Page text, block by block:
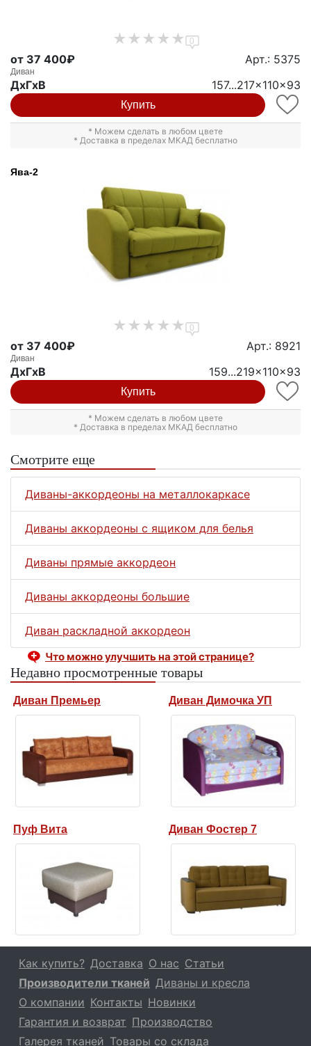
0
от 37 400₽ Арт.: 5375
Диван
ДxГxВ 157...217x110x93
Купить
* Можем сделать в любом цвете
* Доставка в пределах МКАД бесплатно
Ява-2
0
от 37 400₽ Арт.: 8921
Диван
ДxГxВ 159...219x110x93
Купить
* Можем сделать в любом цвете
* Доставка в пределах МКАД бесплатно
Смотрите еще
Диваны-аккордеоны на металлокаркасе
Диваны аккордеоны с ящиком для белья
Диваны прямые аккордеон
Диваны аккордеоны большие
Диван раскладной аккордеон
Что можно улучшить на этой странице?
Недавно просмотренные товары
Диван Премьер Диван Димочка УП
Пуф Вита Диван Фостер 7
Как купить? Доставка О нас Статьи
Производители тканей Диваны и кресла
О компании Контакты Новинки
Гарантия и возврат Производство
Галерея тканей Товары со склада